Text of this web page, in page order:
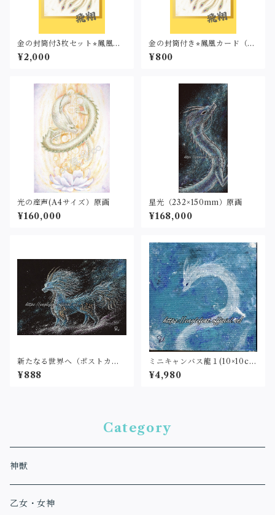
金の封筒付3枚セット⭐︎鳳凰カ
ード（名刺サイズ・印刷）
¥2,000
金の封筒付き⭐︎鳳凰カード（名
刺サイズ・印刷）
¥800
光の産声(A4サイズ）原画
¥160,000
星光（232×150mm）原画
¥168,000
新たなる世界へ（ポストカー
ドサイズ・印刷）
¥888
ミニキャンバス龍１(10×10c
m)原画
¥4,980
Category
神獣
乙女・女神